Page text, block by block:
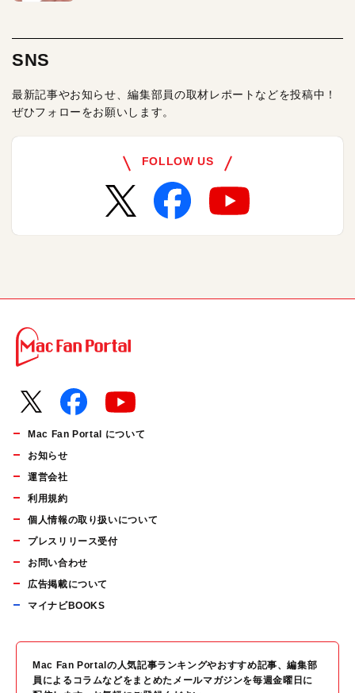
SNS
最新記事やお知らせ、編集部員の取材レポートなどを投稿中！
ぜひフォローをお願いします。
FOLLOW US
Mac Fan Portal について
お知らせ
運営会社
利用規約
個人情報の取り扱いについて
プレスリリース受付
お問い合わせ
広告掲載について
マイナビBOOKS
Mac Fan Portalの人気記事ランキングやおすすめ記事、編集部
員によるコラムなどをまとめたメールマガジンを毎週金曜日に